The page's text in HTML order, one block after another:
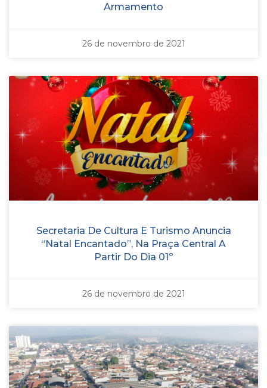
Armamento
26 de novembro de 2021
Secretaria De Cultura E Turismo Anuncia
“Natal Encantado”, Na Praça Central A
Partir Do Dia 01º
26 de novembro de 2021